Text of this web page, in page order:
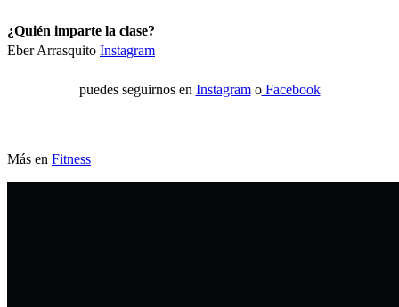
¿Quién imparte la clase?
Eber Arrasquito Instagram
puedes seguirnos en InstagramoFacebook
Más en Fitness